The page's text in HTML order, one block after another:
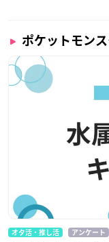
ポケットモン
オタ活・推し活 アンケート